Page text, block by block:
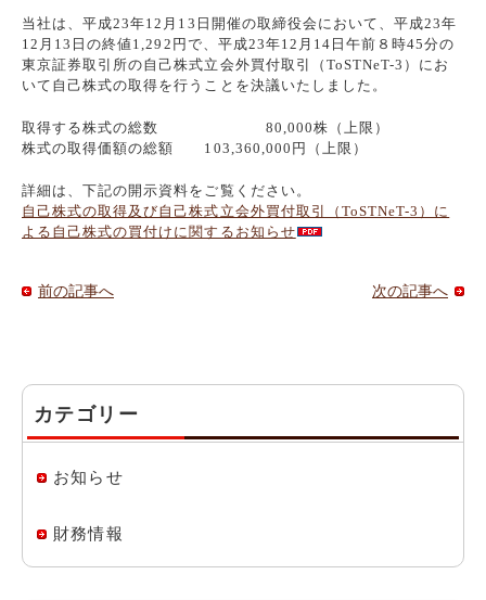
当社は、平成23年12月13日開催の取締役会において、平成23年
12月13日の終値1,292円で、平成23年12月14日午前８時45分の
東京証券取引所の自己株式立会外買付取引（ToSTNeT-3）にお
いて自己株式の取得を行うことを決議いたしました。
取得する株式の総数 80,000株（上限）
株式の取得価額の総額 103,360,000円（上限）
詳細は、下記の開示資料をご覧ください。
自己株式の取得及び自己株式立会外買付取引（ToSTNeT-3）に
よる自己株式の買付けに関するお知らせ
前の記事へ 次の記事へ
カテゴリー
お知らせ
財務情報